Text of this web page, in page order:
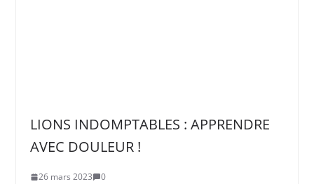
LIONS INDOMPTABLES : APPRENDRE
AVEC DOULEUR !
26 mars 2023 0